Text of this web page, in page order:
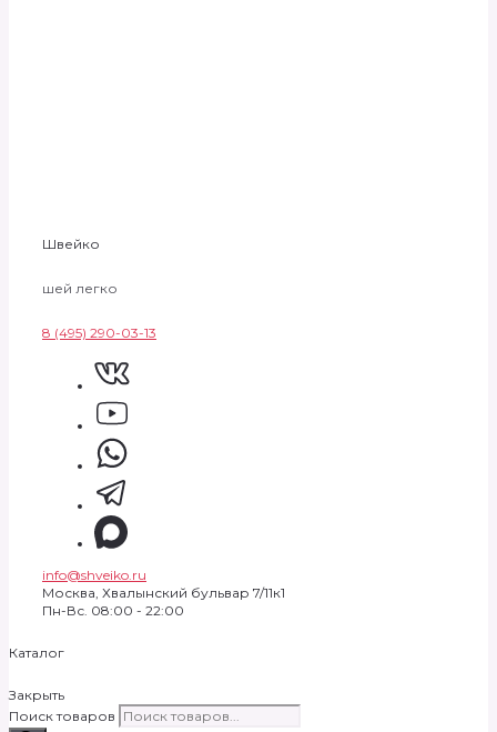
Швейко
шей легко
8 (495) 290-03-13
info@shveiko.ru
Москва, Хвалынский бульвар 7/11к1
Пн-Вс. 08:00 - 22:00
Каталог
Закрыть
Поиск товаров